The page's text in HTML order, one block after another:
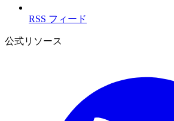
RSS フィード
公式リソース